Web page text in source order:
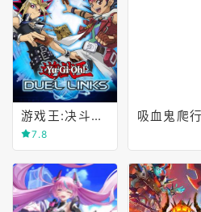
游戏王:决斗链接(Yu-Gi-Oh! DUEL LINKS)
7.8